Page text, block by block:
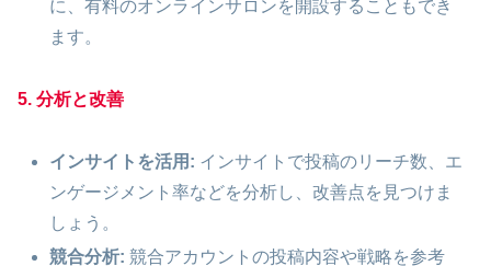
に、有料のオンラインサロンを開設することもでき
ます。
5. 分析と改善
インサイトを活用: インサイトで投稿のリーチ数、エ
ンゲージメント率などを分析し、改善点を見つけま
しょう。
競合分析: 競合アカウントの投稿内容や戦略を参考